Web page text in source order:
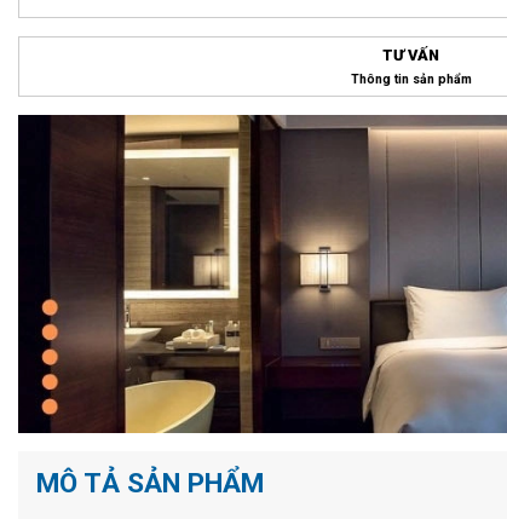
TƯ VẤN
Thông tin sản phẩm
MÔ TẢ SẢN PHẨM